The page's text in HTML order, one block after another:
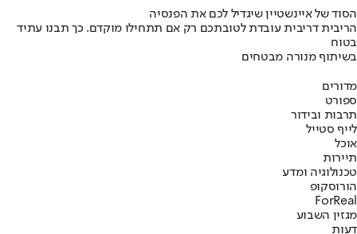
הסוד של איינשטיין שיגדיל לכם את הפנסיה
הריבית דריבית עובדת לטובתכם רק אם תתחילו מוקדם. כך תבנו עתיד
בטוח
בשיתוף מנורה מבטחים
מדורים
ספורט
תרבות ובידור
לייף סטייל
אוכל
תיירות
טכנולוגיה ומדע
הורוסקופ
ForReal
מגזין השבוע
דעות